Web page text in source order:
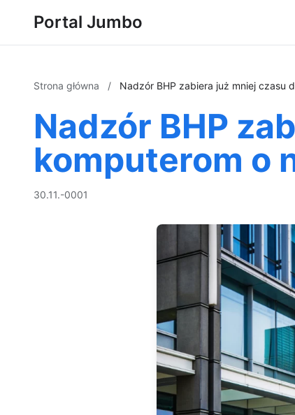
Portal Jumbo
Strona główna / Nadzór BHP zabiera już mniej czasu
Nadzór BHP
komputerom o
30.11.-0001